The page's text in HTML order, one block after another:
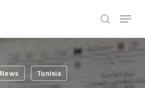
search
Menu
News Tunisia
Menu